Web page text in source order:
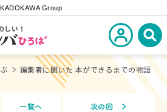
KADOKAWA Group
しい！
ろば
新規会員登
検
編集者に聞いた 本ができるまでの物語
一覧へ 次の回